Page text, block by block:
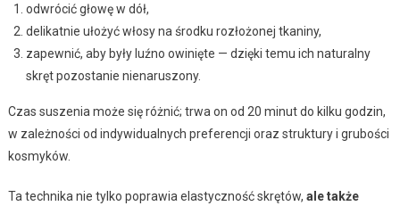
odwrócić głowę w dół,
delikatnie ułożyć włosy na środku rozłożonej tkaniny,
zapewnić, aby były luźno owinięte — dzięki temu ich naturalny
skręt pozostanie nienaruszony.
Czas suszenia może się różnić; trwa on od 20 minut do kilku godzin,
w zależności od indywidualnych preferencji oraz struktury i grubości
kosmyków.
Ta technika nie tylko poprawia elastyczność skrętów, ale także